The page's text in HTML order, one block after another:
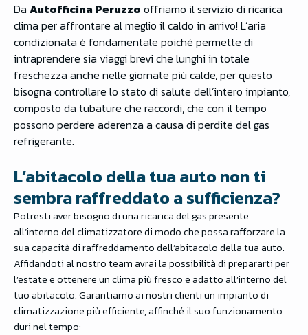
Da Autofficina Peruzzo offriamo il servizio di ricarica
clima per affrontare al meglio il caldo in arrivo! L’aria
condizionata è fondamentale poiché permette di
intraprendere sia viaggi brevi che lunghi in totale
freschezza anche nelle giornate più calde, per questo
bisogna controllare lo stato di salute dell’intero impianto,
composto da tubature che raccordi, che con il tempo
possono perdere aderenza a causa di perdite del gas
refrigerante.
L’abitacolo della tua auto non ti
sembra raffreddato a sufficienza?
Potresti aver bisogno di una ricarica del gas presente
all’interno del climatizzatore di modo che possa rafforzare la
sua capacità di raffreddamento dell’abitacolo della tua auto.
Affidandoti al nostro team avrai la possibilità di prepararti per
l’estate e ottenere un clima più fresco e adatto all’interno del
tuo abitacolo. Garantiamo ai nostri clienti un impianto di
climatizzazione più efficiente, affinché il suo funzionamento
duri nel tempo: